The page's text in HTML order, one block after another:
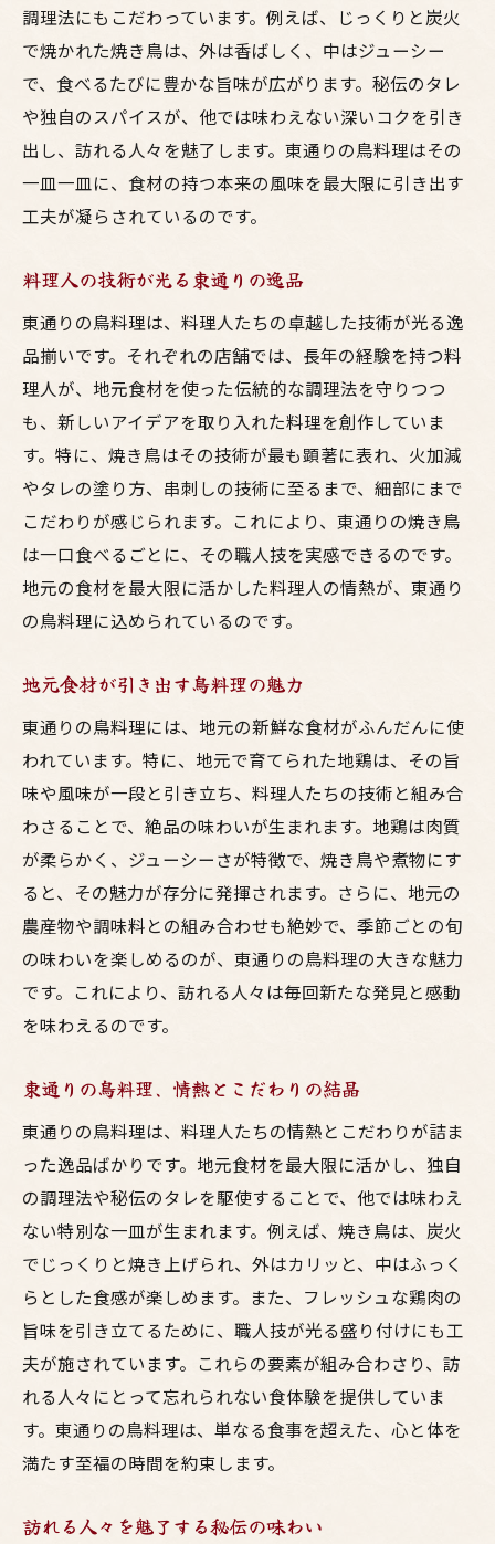
新鮮な素材が引き立てる鳥料理の奥深さ
東通りの秘伝タレが引き立てる絶品鳥料理
秘伝タレが生み出す究極の美味しさ
専門店の秘密が詰まったタレの魅力
タレの深いコクが引き立つ鳥料理の味
東通りでしか味わえないタレの秘密
東通りの鳥料理、タレと食材の絶妙ハーモ
ニー
外はパリパリ中はジューシーな東通りの焼き鳥
体験
焼き鳥の王道、東通りのこだわり
パリパリ食感が楽しめる焼き鳥の魅力
ジューシーさが際立つ焼き鳥の秘密
焼き加減が生む絶妙な味のハーモニー
焼き鳥の新しい楽しみ方を東通りで
外と中の食感の違いが生む驚きの一品
リピーター続出の鳥料理の特徴
観光客を魅了する東通りの味
地元民が通う理由とは？
東通りの鳥料理が愛される理由
観光名所としての新たな魅力
東通りでの鳥料理体験の価値
東通りの鳥料理おすすめメニューとその楽しみ
方
絶対外せないおすすめの逸品
地元民が勧める隠れた名品
おすすめメニューの選び方ガイド
観光客必見の東通り名物料理
その場でしか味わえない特別なメニュー
新鮮な地鶏を使った東通りの焼き鳥の極意
新鮮な地鶏の選び方とその魅力
地鶏の味を最大限に引き出す焼き方
職人技が光る地鶏の焼き鳥
地鶏の旨味を感じる焼き鳥の食べ方
東通りの地鶏が持つ特別な味わい
新鮮さが決め手になる焼き鳥の美味しさ
東通りの鳥料理で味わう特別なひととき
東通りの雰囲気が醸し出す特別な時間
調理法にもこだわっています。例えば、じっくりと炭火
で焼かれた焼き鳥は、外は香ばしく、中はジューシー
で、食べるたびに豊かな旨味が広がります。秘伝のタレ
や独自のスパイスが、他では味わえない深いコクを引き
出し、訪れる人々を魅了します。東通りの鳥料理はその
一皿一皿に、食材の持つ本来の風味を最大限に引き出す
工夫が凝らされているのです。
料理人の技術が光る東通りの逸品
東通りの鳥料理は、料理人たちの卓越した技術が光る逸
品揃いです。それぞれの店舗では、長年の経験を持つ料
理人が、地元食材を使った伝統的な調理法を守りつつ
も、新しいアイデアを取り入れた料理を創作していま
す。特に、焼き鳥はその技術が最も顕著に表れ、火加減
やタレの塗り方、串刺しの技術に至るまで、細部にまで
こだわりが感じられます。これにより、東通りの焼き鳥
は一口食べるごとに、その職人技を実感できるのです。
地元の食材を最大限に活かした料理人の情熱が、東通り
の鳥料理に込められているのです。
地元食材が引き出す鳥料理の魅力
東通りの鳥料理には、地元の新鮮な食材がふんだんに使
われています。特に、地元で育てられた地鶏は、その旨
味や風味が一段と引き立ち、料理人たちの技術と組み合
わさることで、絶品の味わいが生まれます。地鶏は肉質
が柔らかく、ジューシーさが特徴で、焼き鳥や煮物にす
ると、その魅力が存分に発揮されます。さらに、地元の
農産物や調味料との組み合わせも絶妙で、季節ごとの旬
の味わいを楽しめるのが、東通りの鳥料理の大きな魅力
です。これにより、訪れる人々は毎回新たな発見と感動
を味わえるのです。
東通りの鳥料理、情熱とこだわりの結晶
東通りの鳥料理は、料理人たちの情熱とこだわりが詰ま
った逸品ばかりです。地元食材を最大限に活かし、独自
の調理法や秘伝のタレを駆使することで、他では味わえ
ない特別な一皿が生まれます。例えば、焼き鳥は、炭火
でじっくりと焼き上げられ、外はカリッと、中はふっく
らとした食感が楽しめます。また、フレッシュな鶏肉の
旨味を引き立てるために、職人技が光る盛り付けにも工
夫が施されています。これらの要素が組み合わさり、訪
れる人々にとって忘れられない食体験を提供していま
す。東通りの鳥料理は、単なる食事を超えた、心と体を
満たす至福の時間を約束します。
訪れる人々を魅了する秘伝の味わい